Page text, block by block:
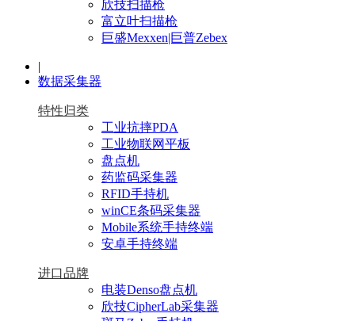
欣技扫描枪
富立叶扫描枪
巨盛Mexxen|巨普Zebex
|
数据采集器
特性归类
工业抗摔PDA
工业物联网平板
盘点机
药监码采集器
RFID手持机
winCE条码采集器
Mobile系统手持终端
安卓手持终端
进口品牌
电装Denso盘点机
欣技CipherLab采集器